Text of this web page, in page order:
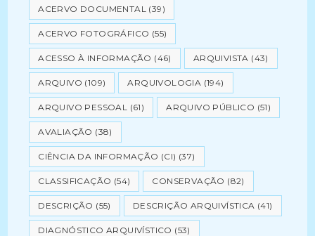
ACERVO DOCUMENTAL (39)
ACERVO FOTOGRÁFICO (55)
ACESSO À INFORMAÇÃO (46) ARQUIVISTA (43)
ARQUIVO (109) ARQUIVOLOGIA (194)
ARQUIVO PESSOAL (61) ARQUIVO PÚBLICO (51)
AVALIAÇÃO (38)
CIÊNCIA DA INFORMAÇÃO (CI) (37)
CLASSIFICAÇÃO (54) CONSERVAÇÃO (82)
DESCRIÇÃO (55) DESCRIÇÃO ARQUIVÍSTICA (41)
DIAGNÓSTICO ARQUIVÍSTICO (53)